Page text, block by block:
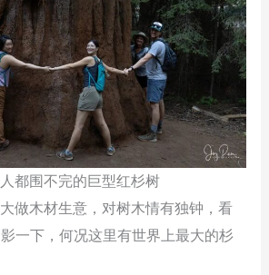
都围不完的巨型红杉树
做木材生意，对树木情有独钟，看
一下，何况这里有世界上最大的杉